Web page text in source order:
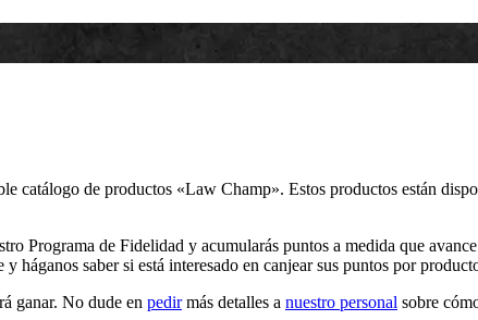
catálogo de productos «Law Champ». Estos productos están
Programa de Fidelidad y acumularás puntos a medida que
háganos saber si está interesado en canjear sus puntos por
ganar. No dude en pedirmás detalles a nuestro personal sobre